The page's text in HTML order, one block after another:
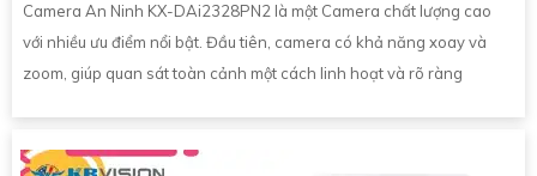
Camera An Ninh KX-DAi2328PN2 là một Camera chất lượng cao
với nhiều ưu điểm nổi bật. Đầu tiên, camera có khả năng xoay và
zoom, giúp quan sát toàn cảnh một cách linh hoạt và rõ ràng